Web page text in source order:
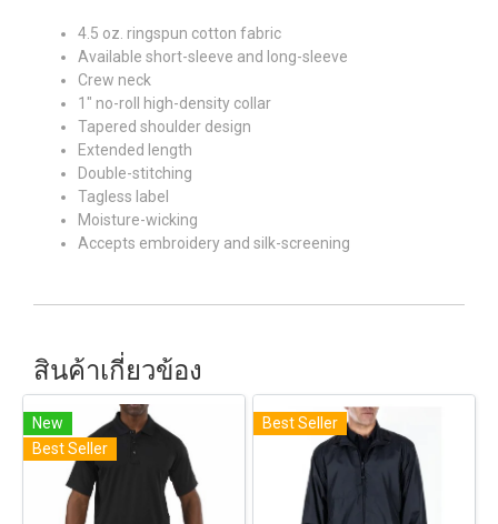
4.5 oz. ringspun cotton fabric
Available short-sleeve and long-sleeve
Crew neck
1" no-roll high-density collar
Tapered shoulder design
Extended length
Double-stitching
Tagless label
Moisture-wicking
Accepts embroidery and silk-screening
สินค้าเกี่ยวข้อง
New
Best Seller
Best Seller